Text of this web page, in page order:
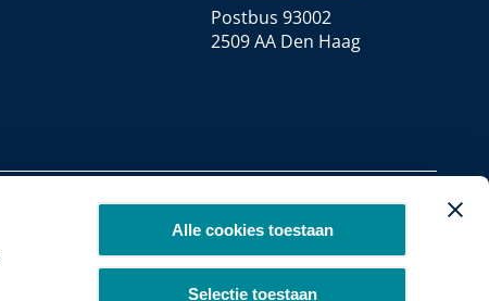
Alle cookies toestaan
Selectie toestaan
Postbus 93002
2509 AA Den Haag
Copyright 2026